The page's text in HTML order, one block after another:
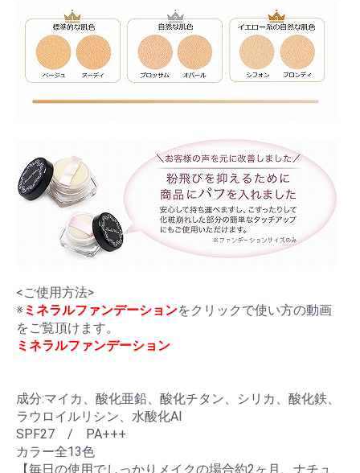
<ご使用方法>
※ ミネラルファンデーションをクリックで使い方の動画
をご覧頂けます。
ミネラルファンデーション
成分:マイカ、酸化亜鉛、酸化チタン、シリカ、酸化鉄、
ラウロイルリシン、水酸化Al
SPF27 / PA+++
カラー全13色
【毎日の使用でしっかりメイクの場合約2ヶ月、ナチュ